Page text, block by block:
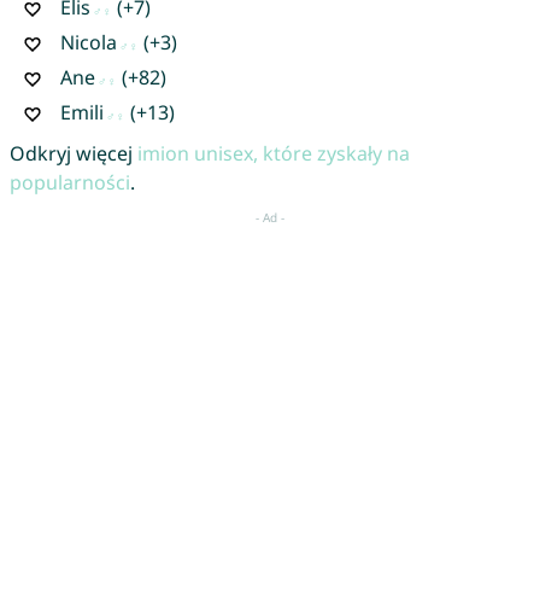
Elis
(+7)
Nicola
(+3)
Ane
(+82)
Emili
(+13)
Odkryj więcej imion unisex, które zyskały na
popularności.